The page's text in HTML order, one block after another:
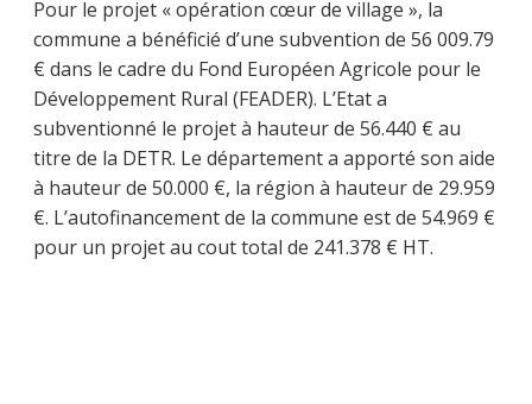
Pour le projet « opération cœur de village », la
commune a bénéficié d’une subvention de 56 009.79
€ dans le cadre du Fond Européen Agricole pour le
Développement Rural (FEADER). L’Etat a
subventionné le projet à hauteur de 56.440 € au
titre de la DETR. Le département a apporté son aide
à hauteur de 50.000 €, la région à hauteur de 29.959
€. L’autofinancement de la commune est de 54.969 €
pour un projet au cout total de 241.378 € HT.